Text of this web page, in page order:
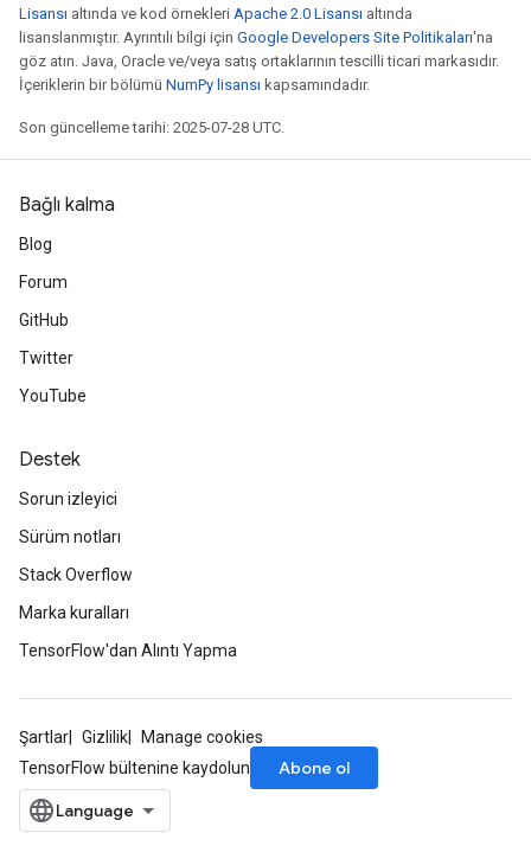
Lisansı altında ve kod örnekleri Apache 2.0 Lisansı altında
lisanslanmıştır. Ayrıntılı bilgi için Google Developers Site Politikaları'na
göz atın. Java, Oracle ve/veya satış ortaklarının tescilli ticari markasıdır.
İçeriklerin bir bölümü NumPy lisansı kapsamındadır.
Son güncelleme tarihi: 2025-07-28 UTC.
Bağlı kalma
Blog
Forum
GitHub
Twitter
YouTube
Destek
Sorun izleyici
Sürüm notları
Stack Overflow
Marka kuralları
TensorFlow'dan Alıntı Yapma
Şartlar Gizlilik
Manage cookies
TensorFlow bültenine kaydolun
Abone ol